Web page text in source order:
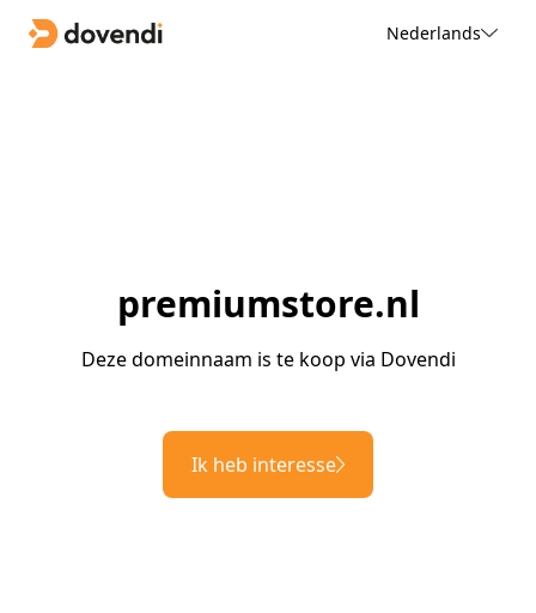
Nederlands
premiumstore.nl
Deze domeinnaam is te koop via Dovendi
Ik heb interesse